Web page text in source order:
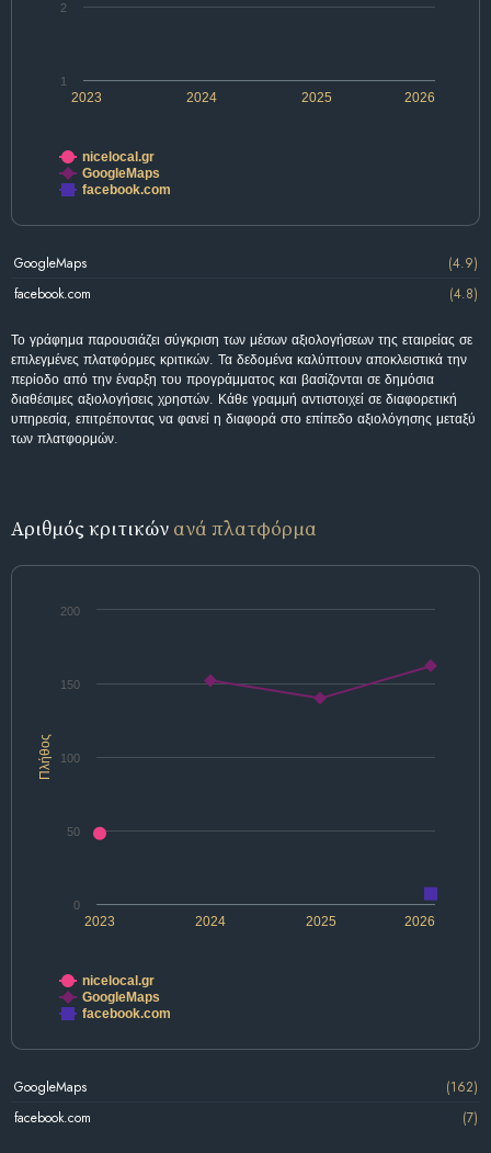
2024 2026
2023 2025
1
2
nicelocal.gr
GoogleMaps
facebook.com
GoogleMaps
(4.9)
facebook.com
(4.8)
Το γράφημα παρουσιάζει σύγκριση των μέσων αξιολογήσεων της εταιρείας σε
επιλεγμένες πλατφόρμες κριτικών. Τα δεδομένα καλύπτουν αποκλειστικά την
περίοδο από την έναρξη του προγράμματος και βασίζονται σε δημόσια
διαθέσιμες αξιολογήσεις χρηστών. Κάθε γραμμή αντιστοιχεί σε διαφορετική
υπηρεσία, επιτρέποντας να φανεί η διαφορά στο επίπεδο αξιολόγησης μεταξύ
των πλατφορμών.
Αριθμός κριτικών ανά πλατφόρμα
Πλήθος
2024 2026
2023 2025
0
50
100
150
200
nicelocal.gr
GoogleMaps
facebook.com
GoogleMaps
(162)
facebook.com
(7)